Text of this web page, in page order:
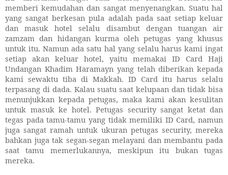
memberi kemudahan dan sangat menyenangkan. Suatu hal
yang sangat berkesan pula adalah pada saat setiap keluar
dan masuk hotel selalu disambut dengan tuangan air
zamzam dan hidangan kurma oleh petugas yang khusus
untuk itu. Namun ada satu hal yang selalu harus kami ingat
setiap akan keluar hotel, yaitu memakai ID Card Haji
Undangan Khadim Haramayn yang telah diberikan kepada
kami sewaktu tiba di Makkah. ID Card itu harus selalu
terpasang di dada. Kalau suatu saat kelupaan dan tidak bisa
menunjukkan kepada petugas, maka kami akan kesulitan
untuk masuk ke hotel. Petugas security sangat ketat dan
tegas pada tamu-tamu yang tidak memiliki ID Card, namun
juga sangat ramah untuk ukuran petugas security, mereka
bahkan juga tak segan-segan melayani dan membantu pada
saat tamu memerlukannya, meskipun itu bukan tugas
mereka.